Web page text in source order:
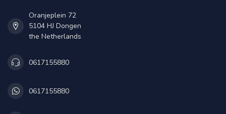
Oranjeplein 72
5104 HJ Dongen
the Netherlands
0617155880
0617155880